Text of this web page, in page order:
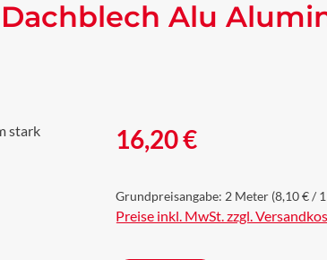
Alu
Regulärer Preis:
16,20 €
Grundpreisangabe: 2 Meter (8,10 € /
Preise inkl. MwSt. zzgl.